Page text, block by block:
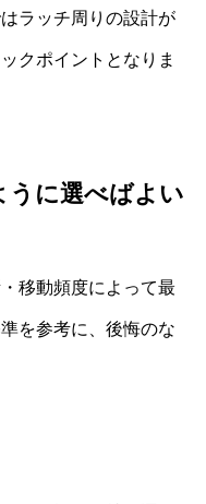
ラッチ周りの設計が
クポイントとなりま
うに選べばよい
移動頻度によって最
を参考に、後悔のな